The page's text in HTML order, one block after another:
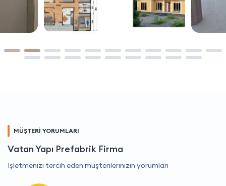
MÜŞTERİ YORUMLARI
Vatan Yapı Prefabrik Firma
İşletmenizi tercih eden müşterilerinizin yorumları